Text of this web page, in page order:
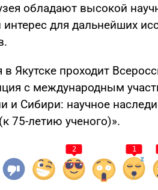
обладают высокой
для дальнейших
Якутске проходит
с международным
и Сибири: научное
75-летию ученого)».
2 1